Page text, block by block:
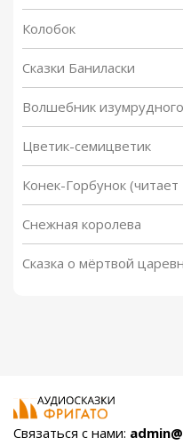
Колобок
Сказки Баниласки
Волшебник
Цветик-семицветик
Конек-Горбунок
Снежная королева
Сказка о мёртвой
Связаться с нами: